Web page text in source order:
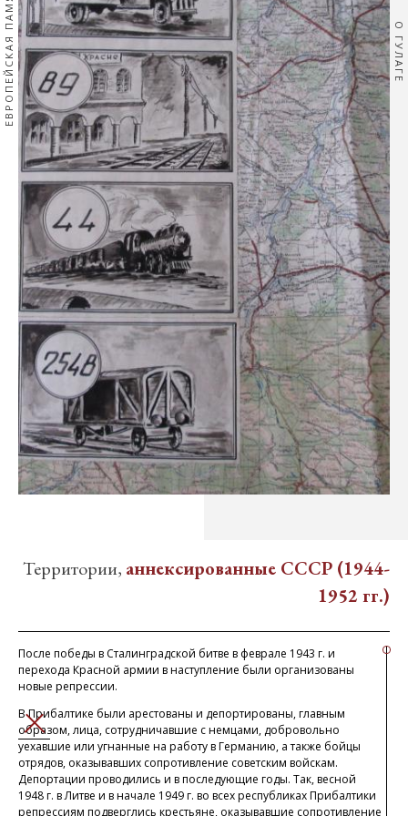
ЕВРОПЕЙСКАЯ ПАМЯТЬ О ГУЛАГЕ
ЗАКРЫТЬ
Территории, аннексированные СССР (1944-
1952 гг.)
После победы в Сталинградской битве в феврале 1943 г. и
перехода Красной армии в наступление были организованы
новые репрессии.
В Прибалтике были арестованы и депортированы, главным
образом, лица, сотрудничавшие с немцами, добровольно
уехавшие или угнанные на работу в Германию, а также бойцы
отрядов, оказывавших сопротивление советским войскам.
Депортации проводились и в последующие годы. Так, весной
1948 г. в Литве и в начале 1949 г. во всех республиках Прибалтики
репрессиям подверглись крестьяне, оказывавшие сопротивление